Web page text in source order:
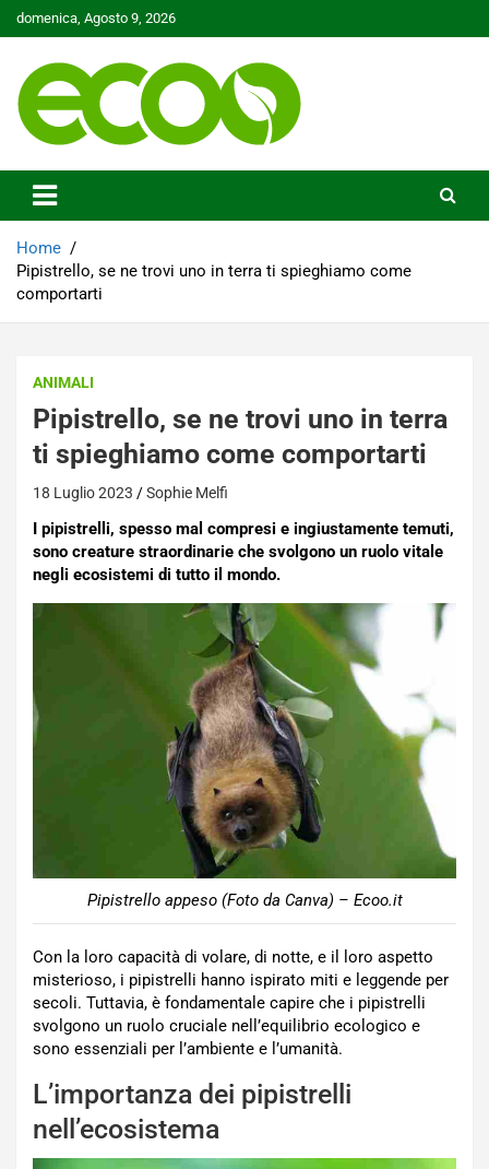
Skip
to
domenica, Agosto 9, 2026
Ecoo.it
Home
Pipistrello, se ne trovi uno in terra ti spieghiamo come
comportarti
ANIMALI
Pipistrello, se ne trovi uno in terra
ti spieghiamo come comportarti
18 Luglio 2023 Sophie Melfi
I pipistrelli, spesso mal compresi e ingiustamente temuti,
sono creature straordinarie che svolgono un ruolo vitale
negli ecosistemi di tutto il mondo.
Pipistrello appeso (Foto da Canva) – Ecoo.it
Con la loro capacità di volare, di notte, e il loro aspetto
misterioso, i pipistrelli hanno ispirato miti e leggende per
secoli. Tuttavia, è fondamentale capire che i pipistrelli
svolgono un ruolo cruciale nell’equilibrio ecologico e
sono essenziali per l’ambiente e l’umanità.
L’importanza dei pipistrelli
nell’ecosistema